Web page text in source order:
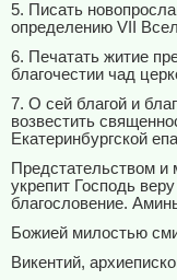
5. Писать
определению VII
6. Печатать житие
благочестии чад
7. О сей благой и
возвестить
Екатеринбургской
Предстательством и
укрепит Господь
благословение.
Божией милостью
Викентий,